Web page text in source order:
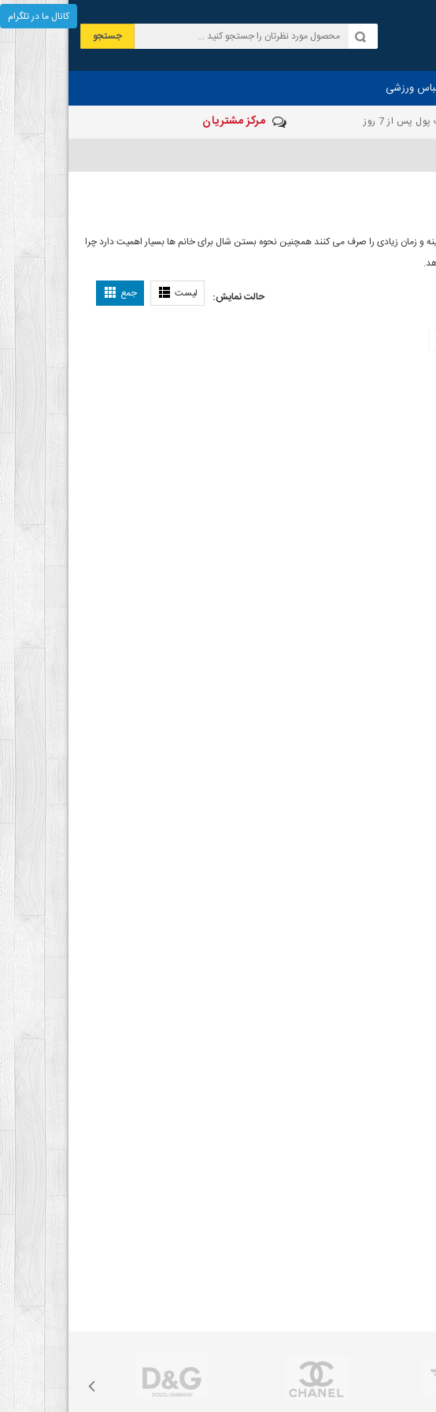
جستجو
ورزشی
پس از 7 روز مرکز مشتریان
و زمان زیادی را صرف می کنند همچنین نحوه بستن شال برای خانم ها بسیار اهمیت دارد چرا
حالت نمایش: لیست جمع
کانال ما در تلگرام